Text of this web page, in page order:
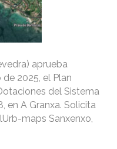
aprueba
2025, el Plan
del Sistema
en A Granxa. Solicita
maps Sanxenxo,